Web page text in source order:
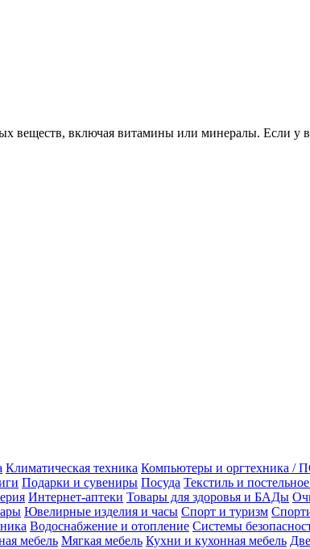
веществ, включая витамины или минералы. Если у
Климатическая техника Компьютеры и оргтехника /
Подарки и сувениры Посуда Текстиль и
Интернет-аптеки Товары для здоровья и БАДы
Ювелирные изделия и часы Спорт и туризм
Водоснабжение и отопление Системы
мебель Мягкая мебель Кухни и кухонная мебель